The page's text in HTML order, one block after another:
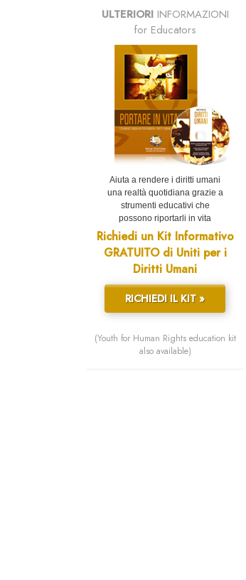
ULTERIORIINFORMAZIONI
for Educators
Aiuta a rendere i diritti umani
una realtà quotidiana grazie a
strumenti educativi che
possono riportarli in vita
Richiedi un Kit Informativo
GRATUITO di Uniti per i
Diritti Umani
RICHIEDI IL KIT »
(Youth for Human Rights education kit
also available)